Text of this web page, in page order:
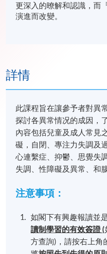
更深入的暸解和認識，而
演進而改變。
詳情
此課程旨在讓參予者對異
探討各異常情况的成因，
內容包括兒童及成人常見
礙，自閉、專注力失調及
心連繫症、抑鬱、思覺失
失調、性障礙及異常、和
注意事項：
如閣下有興趣報讀並
讀制學習的有效簽證 (
方查詢)，請按右上角